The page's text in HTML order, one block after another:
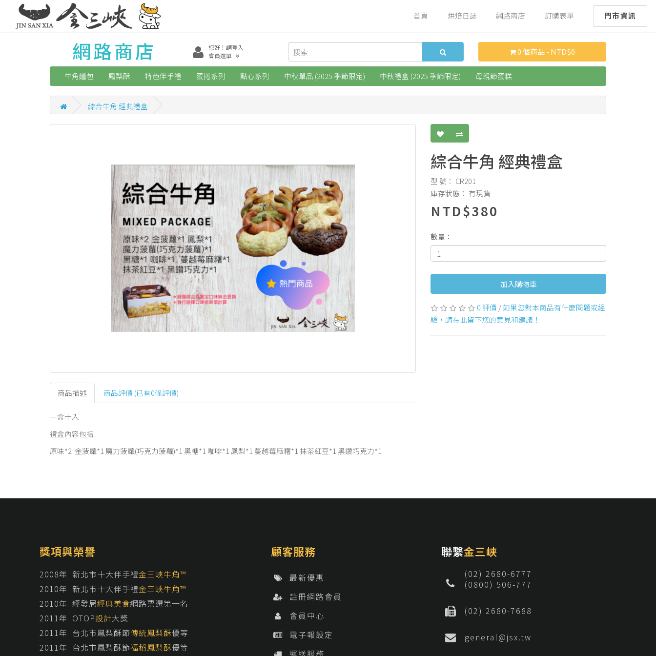
首頁 烘焙日誌 網路商店 訂購表單 門市資訊
網路商店
您好！請登入
會員選單
0 個商品 - NTD$0
牛角麵包 鳳梨酥 特色伴手禮 蛋捲系列 點心系列 中秋單品 (2025 季節限定) 中秋禮盒 (2025 季節限定) 母親節蛋糕
綜合牛角 經典禮盒
商品描述 商品評價 (已有0條評價)
一盒十入
禮盒內容包括
原味*2 金菠蘿*1 魔力菠蘿(巧克力菠蘿)*1 黑糖*1 咖啡*1 鳳梨*1 蔓越莓麻糬*1 抹茶紅豆*1 黑鑽巧克力*1
綜合牛角 經典禮盒
型 號： CR201
庫存狀態： 有現貨
NTD$380
數量：
加入購物車
0 評價 /如果您對本商品有什麼問題或經
驗，請在此留下您的意見和建議！
獎項與榮譽
2008年 新北市十大伴手禮金三峽牛角™
2010年 新北市十大伴手禮金三峽牛角™
2010年 經發局經典美食網路票選第一名
2011年 OTOP設計大獎
2011年 台北市鳳梨酥節傳統鳳梨酥優等
2011年 台北市鳳梨酥節福稻鳳梨酥優等
顧客服務
最新優惠
註冊網路會員
會員中心
電子報設定
運送服務
聯繫金三峽
(02) 2680-6777
(0800) 506-777
(02) 2680-7688
general@jsx.tw